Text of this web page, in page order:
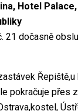
Hotel
21 dočasně
pokračuje přes